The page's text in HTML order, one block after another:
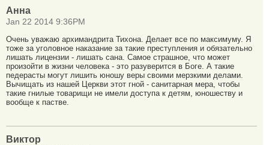
Анна
Jan 22 2014 9:36PM
Очень уважаю архимандрита Тихона. Делает все по максимуму. Я
тоже за уголовное наказание за такие преступления и обязательно
лишать лицензии - лишать сана. Самое страшное, что может
произойти в жизни человека - это разуверится в Боге. А такие
педерасты могут лишить юношу веры своими мерзкими делами.
Вычищать из нашей Церкви этот гной - санитарная мера, чтобы
такие гнилые товарищи не имели доступа к детям, юношеству и
вообще к пастве.
Виктор